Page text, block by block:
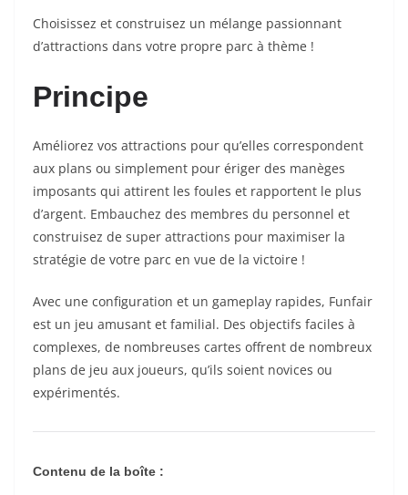
Choisissez et construisez un mélange passionnant
d’attractions dans votre propre parc à thème !
Principe
Améliorez vos attractions pour qu’elles correspondent
aux plans ou simplement pour ériger des manèges
imposants qui attirent les foules et rapportent le plus
d’argent. Embauchez des membres du personnel et
construisez de super attractions pour maximiser la
stratégie de votre parc en vue de la victoire !
Avec une configuration et un gameplay rapides, Funfair
est un jeu amusant et familial. Des objectifs faciles à
complexes, de nombreuses cartes offrent de nombreux
plans de jeu aux joueurs, qu’ils soient novices ou
expérimentés.
Contenu de la boîte :